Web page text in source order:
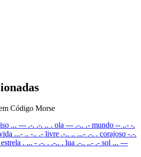
Código Morse
... --- .-. .-. .. . ola --- .-.. .- mundo -- ..- -.
...- .. -.. .- livre .-.. .. ...- .-. . corajoso -.-.
estrela . ... - .-. . .-.. . lua .-.. ..- .- sol ... ---